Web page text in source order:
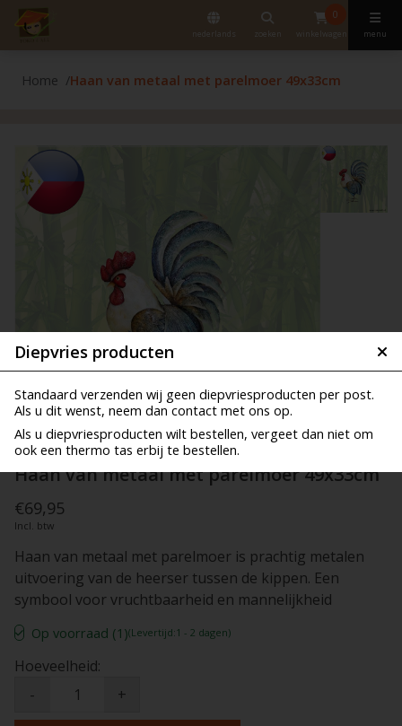
nederlands zoeken
0
winkelwagen menu
Diepvries producten
Standaard verzenden wij geen diepvriesproducten per post.
Als u dit wenst, neem dan contact met ons op.
Als u diepvriesproducten wilt bestellen, vergeet dan niet om
ook een thermo tas erbij te bestellen.
Home Haan van metaal met parelmoer 49x33cm
Haan van metaal met parelmoer 49x33cm
€69,95
Incl. btw
Haan van metaal met parelmoer is prachtig metalen
uitvoering van de heerser tussen de kippen. Een
symbool voor vruchtbaarheid en mannelijkheid
Op voorraad (1)(Levertijd:1 - 2 dagen)
Hoeveelheid:
-
+